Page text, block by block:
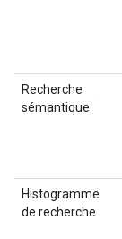
Recherche
sémantique
Histogramme
de recherche